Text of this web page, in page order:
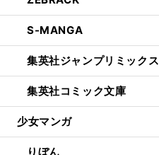
S-MANGA
集英社ジャンプリミックス
集英社コミック文庫
少女マンガ
りぼん